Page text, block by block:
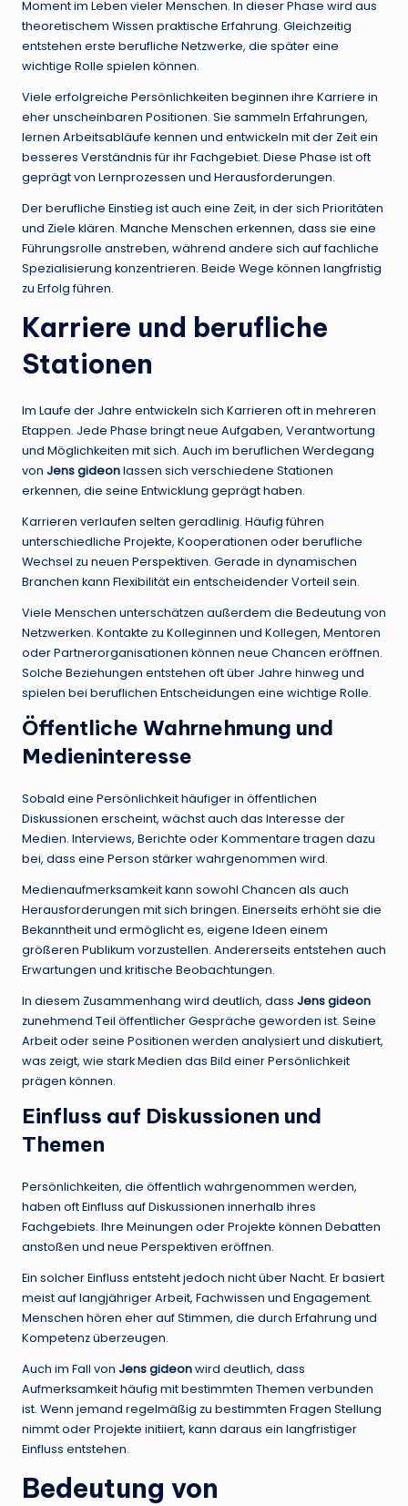
Moment im Leben vieler Menschen. In dieser Phase wird aus
theoretischem Wissen praktische Erfahrung. Gleichzeitig
entstehen erste berufliche Netzwerke, die später eine
wichtige Rolle spielen können.
Viele erfolgreiche Persönlichkeiten beginnen ihre Karriere in
eher unscheinbaren Positionen. Sie sammeln Erfahrungen,
lernen Arbeitsabläufe kennen und entwickeln mit der Zeit ein
besseres Verständnis für ihr Fachgebiet. Diese Phase ist oft
geprägt von Lernprozessen und Herausforderungen.
Der berufliche Einstieg ist auch eine Zeit, in der sich Prioritäten
und Ziele klären. Manche Menschen erkennen, dass sie eine
Führungsrolle anstreben, während andere sich auf fachliche
Spezialisierung konzentrieren. Beide Wege können langfristig
zu Erfolg führen.
Karriere und berufliche
Stationen
Im Laufe der Jahre entwickeln sich Karrieren oft in mehreren
Etappen. Jede Phase bringt neue Aufgaben, Verantwortung
und Möglichkeiten mit sich. Auch im beruflichen Werdegang
von Jens gideonlassen sich verschiedene Stationen
erkennen, die seine Entwicklung geprägt haben.
Karrieren verlaufen selten geradlinig. Häufig führen
unterschiedliche Projekte, Kooperationen oder berufliche
Wechsel zu neuen Perspektiven. Gerade in dynamischen
Branchen kann Flexibilität ein entscheidender Vorteil sein.
Viele Menschen unterschätzen außerdem die Bedeutung von
Netzwerken. Kontakte zu Kolleginnen und Kollegen, Mentoren
oder Partnerorganisationen können neue Chancen eröffnen.
Solche Beziehungen entstehen oft über Jahre hinweg und
spielen bei beruflichen Entscheidungen eine wichtige Rolle.
Öffentliche Wahrnehmung und
Medieninteresse
Sobald eine Persönlichkeit häufiger in öffentlichen
Diskussionen erscheint, wächst auch das Interesse der
Medien. Interviews, Berichte oder Kommentare tragen dazu
bei, dass eine Person stärker wahrgenommen wird.
Medienaufmerksamkeit kann sowohl Chancen als auch
Herausforderungen mit sich bringen. Einerseits erhöht sie die
Bekanntheit und ermöglicht es, eigene Ideen einem
größeren Publikum vorzustellen. Andererseits entstehen auch
Erwartungen und kritische Beobachtungen.
In diesem Zusammenhang wird deutlich, dass Jens gideon
zunehmend Teil öffentlicher Gespräche geworden ist. Seine
Arbeit oder seine Positionen werden analysiert und diskutiert,
was zeigt, wie stark Medien das Bild einer Persönlichkeit
prägen können.
Einfluss auf Diskussionen und
Themen
Persönlichkeiten, die öffentlich wahrgenommen werden,
haben oft Einfluss auf Diskussionen innerhalb ihres
Fachgebiets. Ihre Meinungen oder Projekte können Debatten
anstoßen und neue Perspektiven eröffnen.
Ein solcher Einfluss entsteht jedoch nicht über Nacht. Er basiert
meist auf langjähriger Arbeit, Fachwissen und Engagement.
Menschen hören eher auf Stimmen, die durch Erfahrung und
Kompetenz überzeugen.
Auch im Fall von Jens gideonwird deutlich, dass
Aufmerksamkeit häufig mit bestimmten Themen verbunden
ist. Wenn jemand regelmäßig zu bestimmten Fragen Stellung
nimmt oder Projekte initiiert, kann daraus ein langfristiger
Einfluss entstehen.
Bedeutung von